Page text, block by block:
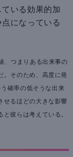
いる効果的加
になっている
、つまりある出来事の
。そのため、高度に発
確率の低そうな出来
せるほどの大きな影響
彼らは考えている。